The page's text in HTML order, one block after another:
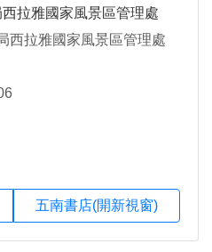
拉雅國家風景區管理處
西拉雅國家風景區管理處
五南書店(開新視窗)